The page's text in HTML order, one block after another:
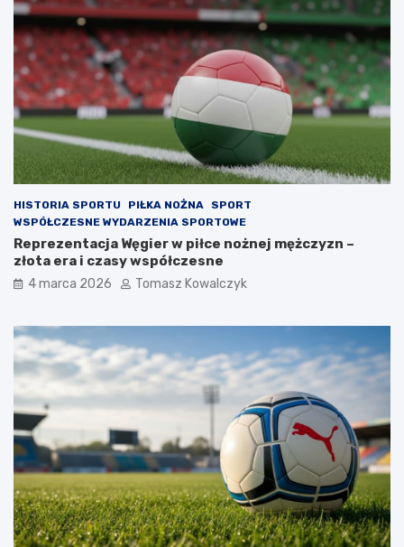
HISTORIA SPORTU PIŁKA NOŻNA
SPORT
WSPÓŁCZESNE WYDARZENIA SPORTOWE
Reprezentacja Węgier w piłce nożnej mężczyzn –
złota era i czasy współczesne
4 marca 2026 Tomasz Kowalczyk